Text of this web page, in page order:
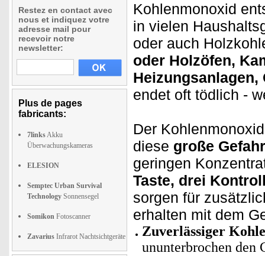
Restez en contact avec
nous et indiquez votre
adresse mail pour
recevoir notre
newsletter:
Plus de pages
fabricants:
7linksAkku
Überwachungskameras
ELESION
Semptec Urban Survival
Technology Sonnensegel
Somikon Fotoscanner
Zavarius Infrarot Nachtsichtgeräte
Kohlenmonoxid
in vielen
oder auch
oder Holzöfen,
Heizungsanlagen,
endet oft tödlich -
Der
diese große Gefahr
geringen
Taste, drei
sorgen für
erhalten mit dem
Zuverlässiger
ununterbrochen den